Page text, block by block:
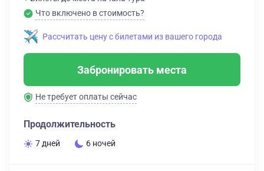
Что включено в стоимость?
Рассчитать цену с билетами из вашего города
Забронировать места
Не требует оплаты сейчас
Продолжительность
7 дней 6 ночей